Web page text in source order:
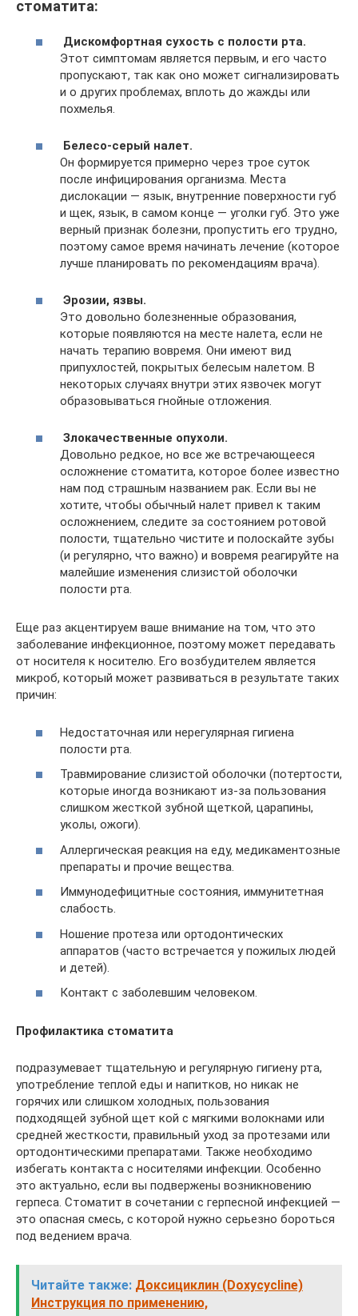
стоматита:
Дискомфортная сухость с полости рта.
Этот симптомам является первым, и его часто
пропускают, так как оно может сигнализировать
и о других проблемах, вплоть до жажды или
похмелья.
Белесо-серый налет.
Он формируется примерно через трое суток
после инфицирования организма. Места
дислокации — язык, внутренние поверхности губ
и щек, язык, в самом конце — уголки губ. Это уже
верный признак болезни, пропустить его трудно,
поэтому самое время начинать лечение (которое
лучше планировать по рекомендациям врача).
Эрозии, язвы.
Это довольно болезненные образования,
которые появляются на месте налета, если не
начать терапию вовремя. Они имеют вид
припухлостей, покрытых белесым налетом. В
некоторых случаях внутри этих язвочек могут
образовываться гнойные отложения.
Злокачественные опухоли.
Довольно редкое, но все же встречающееся
осложнение стоматита, которое более известно
нам под страшным названием рак. Если вы не
хотите, чтобы обычный налет привел к таким
осложнением, следите за состоянием ротовой
полости, тщательно чистите и полоскайте зубы
(и регулярно, что важно) и вовремя реагируйте на
малейшие изменения слизистой оболочки
полости рта.
Еще раз акцентируем ваше внимание на том, что это
заболевание инфекционное, поэтому может передавать
от носителя к носителю. Его возбудителем является
микроб, который может развиваться в результате таких
причин:
Недостаточная или нерегулярная гигиена
полости рта.
Травмирование слизистой оболочки (потертости,
которые иногда возникают из-за пользования
слишком жесткой зубной щеткой, царапины,
уколы, ожоги).
Аллергическая реакция на еду, медикаментозные
препараты и прочие вещества.
Иммунодефицитные состояния, иммунитетная
слабость.
Ношение протеза или ортодонтических
аппаратов (часто встречается у пожилых людей
и детей).
Контакт с заболевшим человеком.
Профилактика стоматита
подразумевает тщательную и регулярную гигиену рта,
употребление теплой еды и напитков, но никак не
горячих или слишком холодных, пользования
подходящей зубной щет кой с мягкими волокнами или
средней жесткости, правильный уход за протезами или
ортодонтическими препаратами. Также необходимо
избегать контакта с носителями инфекции. Особенно
это актуально, если вы подвержены возникновению
герпеса. Стоматит в сочетании с герпесной инфекцией —
это опасная смесь, с которой нужно серьезно бороться
под ведением врача.
Читайте также: Доксициклин (Doxycycline)
Инструкция по применению,